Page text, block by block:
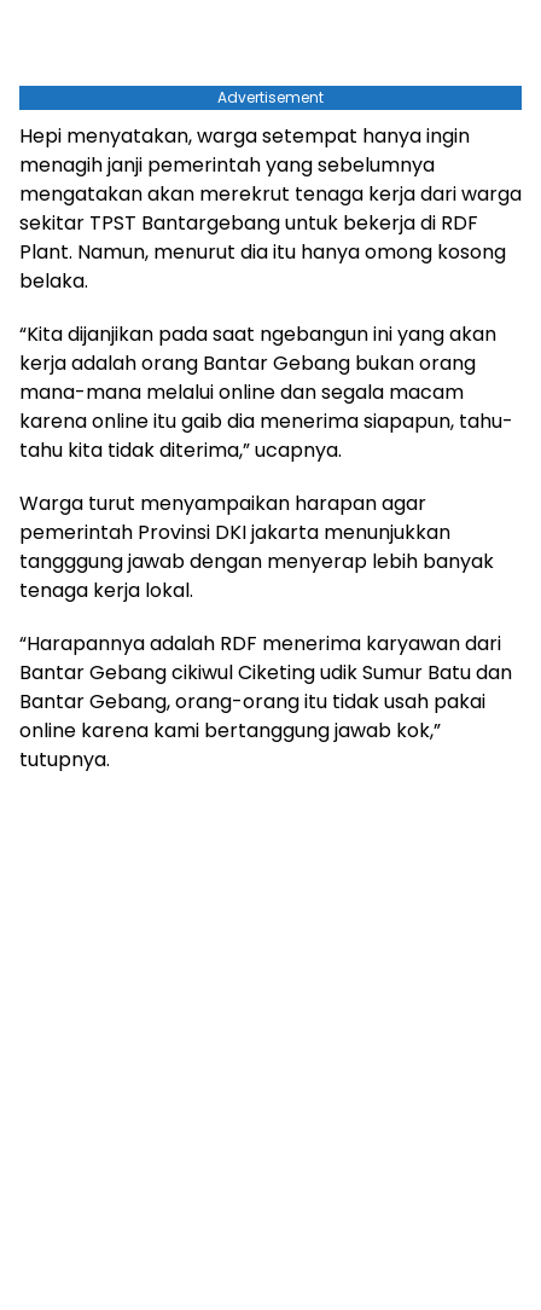
Advertisement
Hepi menyatakan, warga setempat hanya ingin
menagih janji pemerintah yang sebelumnya
mengatakan akan merekrut tenaga kerja dari warga
sekitar TPST Bantargebang untuk bekerja di RDF
Plant. Namun, menurut dia itu hanya omong kosong
belaka.
“Kita dijanjikan pada saat ngebangun ini yang akan
kerja adalah orang Bantar Gebang bukan orang
mana-mana melalui online dan segala macam
karena online itu gaib dia menerima siapapun, tahu-
tahu kita tidak diterima,” ucapnya.
Warga turut menyampaikan harapan agar
pemerintah Provinsi DKI jakarta menunjukkan
tangggung jawab dengan menyerap lebih banyak
tenaga kerja lokal.
“Harapannya adalah RDF menerima karyawan dari
Bantar Gebang cikiwul Ciketing udik Sumur Batu dan
Bantar Gebang, orang-orang itu tidak usah pakai
online karena kami bertanggung jawab kok,”
tutupnya.